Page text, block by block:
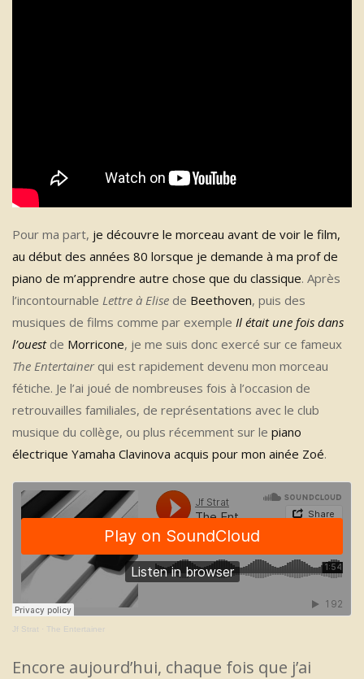
Pour ma part, je découvre le morceau avant de voir le film,
au début des années 80 lorsque je demande à ma prof de
piano de m’apprendre autre chose que du classique. Après
l’incontournable Lettre à Elise de Beethoven, puis des
musiques de films comme par exemple Il était une fois dans
l’ouestde Morricone, je me suis donc exercé sur ce fameux
The Entertainerqui est rapidement devenu mon morceau
fétiche. Je l’ai joué de nombreuses fois à l’occasion de
retrouvailles familiales, de représentations avec le club
musique du collège, ou plus récemment sur le piano
électrique Yamaha Clavinova acquis pour mon ainée Zoé.
Jf Strat · The Entertainer
Encore aujourd’hui, chaque fois que j’ai